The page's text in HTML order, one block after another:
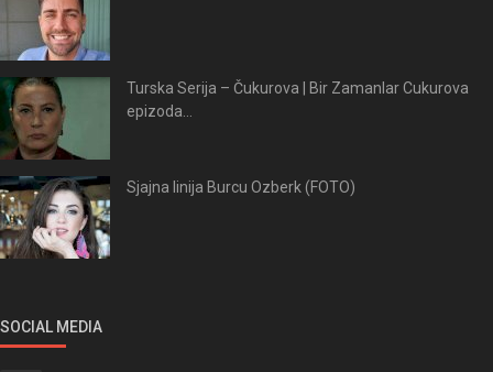
Turska Serija – Čukurova | Bir Zamanlar Cukurova
epizoda...
Sjajna linija Burcu Ozberk (FOTO)
SOCIAL MEDIA